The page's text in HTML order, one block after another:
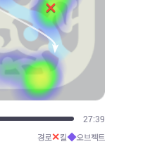
30:26
경로✕킬◆오브젝트